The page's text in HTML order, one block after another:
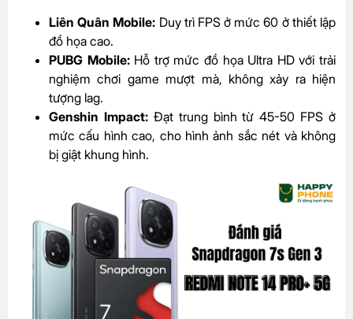
Liên Quân Mobile: Duy trì FPS ở mức 60 ở thiết lập
đồ họa cao.
PUBG Mobile: Hỗ trợ mức đồ họa Ultra HD với trải
nghiệm chơi game mượt mà, không xảy ra hiện
tượng lag.
Genshin Impact: Đạt trung bình từ 45-50 FPS ở
mức cấu hình cao, cho hình ảnh sắc nét và không
bị giật khung hình.